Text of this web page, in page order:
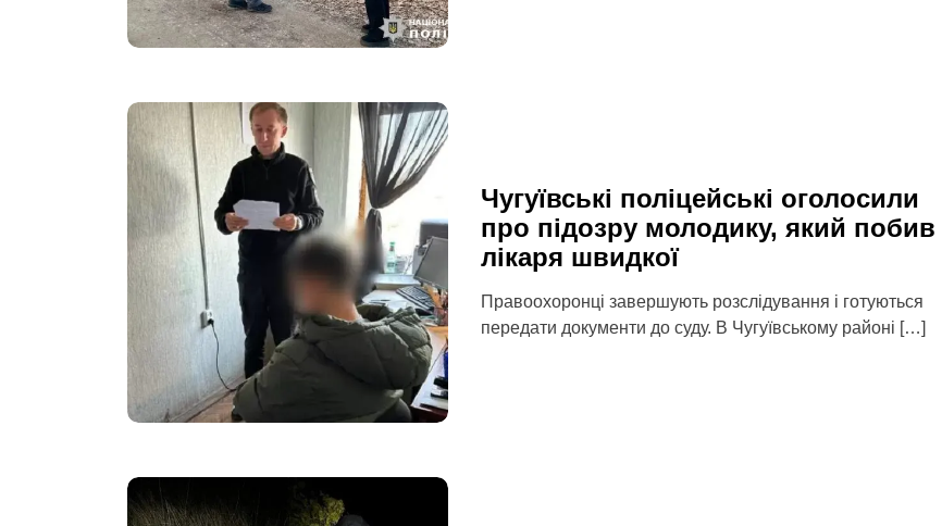
Чугуївські поліцейські оголосили
про підозру молодику, який побив
лікаря швидкої
Правоохоронці завершують розслідування і готуються
передати документи до суду. В Чугуївському районі […]